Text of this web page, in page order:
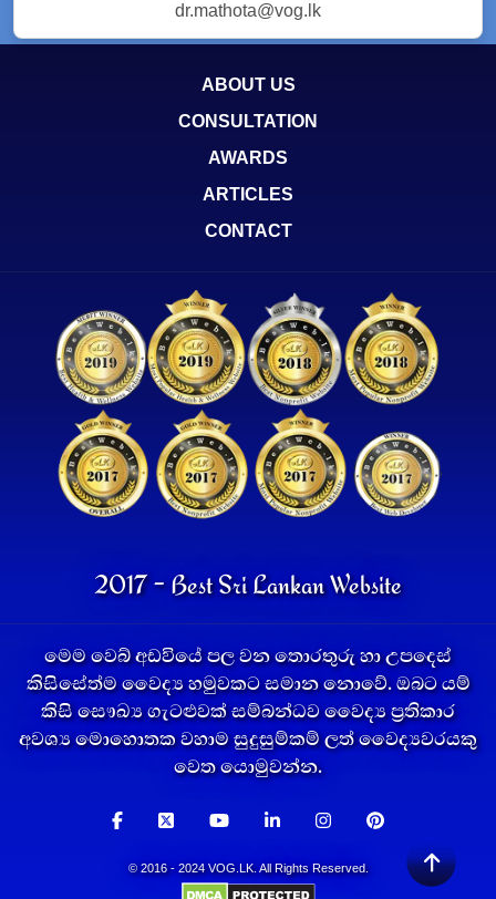
dr.mathota@vog.lk
ABOUT US
CONSULTATION
AWARDS
ARTICLES
CONTACT
2017 - Best Sri Lankan Website
මෙම වෙබ් අඩවියේ පල වන තොරතුරු හා උපදෙස්
කිසිසේත්ම වෛද්‍ය හමුවකට සමාන නොවේ. ඔබට යම්
කිසි සෞඛ්‍ය ගැටළුවක් සම්බන්ධව වෛද්‍ය ප්‍රතිකාර
අවශ්‍ය මොහොතක වහාම සුදුසුම්කම් ලත් වෛද්‍යවරයකු
වෙත යොමුවන්න.
© 2016 - 2024 VOG.LK. All Rights Reserved.